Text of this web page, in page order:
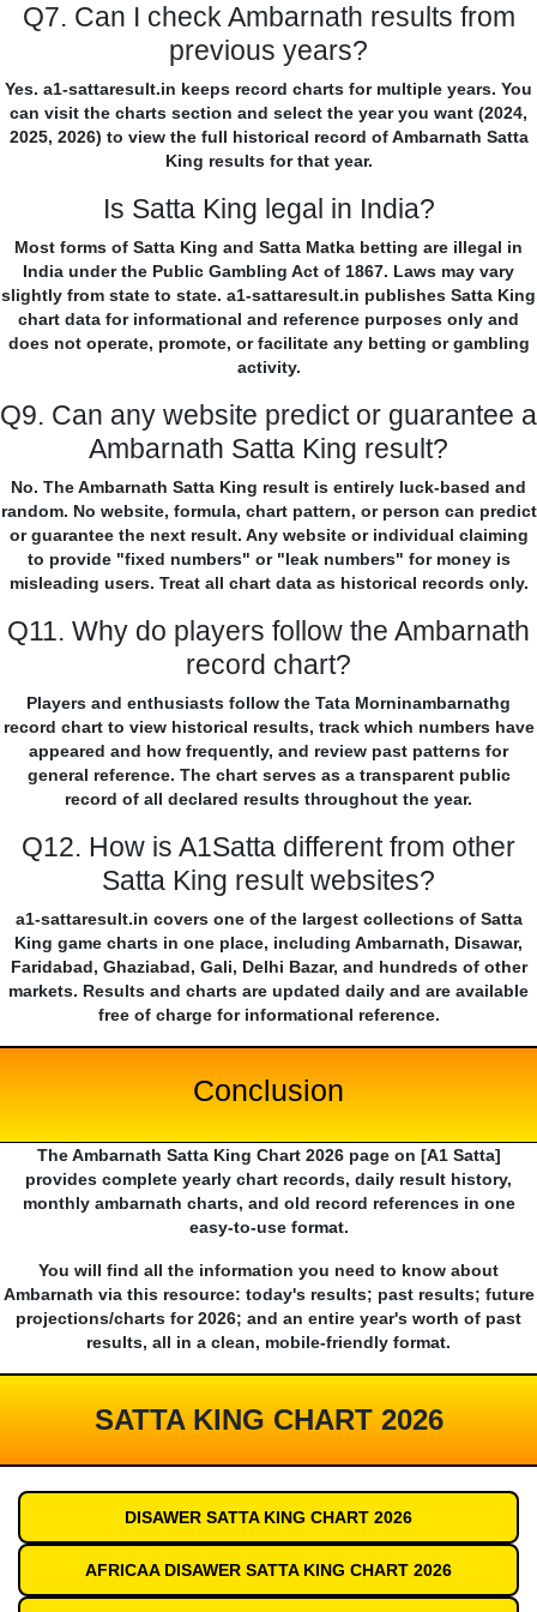
Q7. Can I check Ambarnath results from
previous years?
Yes. a1-sattaresult.in keeps record charts for multiple years. You
can visit the charts section and select the year you want (2024,
2025, 2026) to view the full historical record of Ambarnath Satta
King results for that year.
Is Satta King legal in India?
Most forms of Satta King and Satta Matka betting are illegal in
India under the Public Gambling Act of 1867. Laws may vary
slightly from state to state. a1-sattaresult.in publishes Satta King
chart data for informational and reference purposes only and
does not operate, promote, or facilitate any betting or gambling
activity.
Q9. Can any website predict or guarantee a
Ambarnath Satta King result?
No. The Ambarnath Satta King result is entirely luck-based and
random. No website, formula, chart pattern, or person can predict
or guarantee the next result. Any website or individual claiming
to provide "fixed numbers" or "leak numbers" for money is
misleading users. Treat all chart data as historical records only.
Q11. Why do players follow the Ambarnath
record chart?
Players and enthusiasts follow the Tata Morninambarnathg
record chart to view historical results, track which numbers have
appeared and how frequently, and review past patterns for
general reference. The chart serves as a transparent public
record of all declared results throughout the year.
Q12. How is A1Satta different from other
Satta King result websites?
a1-sattaresult.in covers one of the largest collections of Satta
King game charts in one place, including Ambarnath, Disawar,
Faridabad, Ghaziabad, Gali, Delhi Bazar, and hundreds of other
markets. Results and charts are updated daily and are available
free of charge for informational reference.
Conclusion
The Ambarnath Satta King Chart 2026 page on [A1 Satta]
provides complete yearly chart records, daily result history,
monthly ambarnath charts, and old record references in one
easy-to-use format.
You will find all the information you need to know about
Ambarnath via this resource: today's results; past results; future
projections/charts for 2026; and an entire year's worth of past
results, all in a clean, mobile-friendly format.
SATTA KING CHART 2026
DISAWER SATTA KING CHART 2026
AFRICAA DISAWER SATTA KING CHART 2026